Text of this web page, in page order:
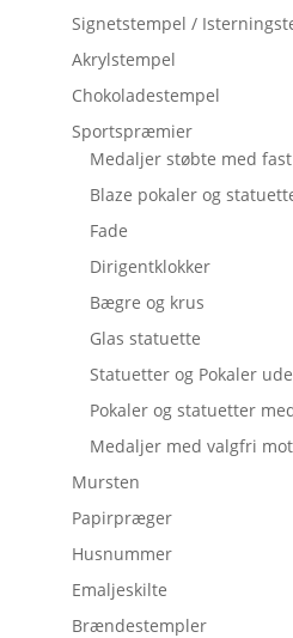
Signetstempel /
Akrylstempel
Chokoladestempel
Sportspræmier
Medaljer støbte med
Blaze pokaler og
Fade
Dirigentklokker
Bægre og krus
Glas statuette
Statuetter og Pokaler
Pokaler og statuetter
Medaljer med valgfri
Mursten
Papirpræger
Husnummer
Emaljeskilte
Brændestempler